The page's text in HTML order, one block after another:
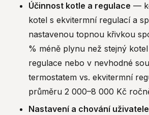
Účinnost kotle a regulace —
kotel s ekvitermní regulací a
nastavenou topnou křivkou
% méně plynu než stejný
regulace nebo v nevhodné
termostatem vs. ekvitermní
průměru 2 000–8 000 Kč
Nastavení a chování uživatele